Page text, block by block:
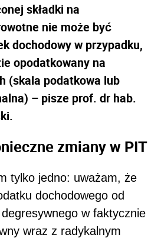
składki na
nie może być
dochodowy w przypadku,
opodatkowany na
(skala podatkowa lub
– pisze prof. dr hab.
zmiany w PIT
tylko jedno: uważam, że
dochodowego od
w faktycznie
wraz z radykalnym